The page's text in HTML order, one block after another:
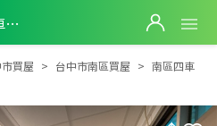
南區四車大地坪豪墅+招待所
南區四車大地坪豪墅+招待所
買屋 台中市南區買屋
南區四車